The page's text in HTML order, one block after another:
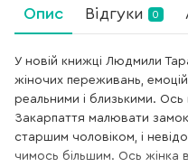
Опис Відгуки 0
У новій книжці Людмили
жіночих переживань,
реальними і близькими.
Закарпаття малювати
старшим чоловіком, і
чимось більшим. Ось жінка